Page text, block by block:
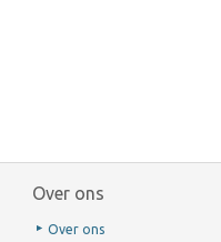
Over ons
Over ons